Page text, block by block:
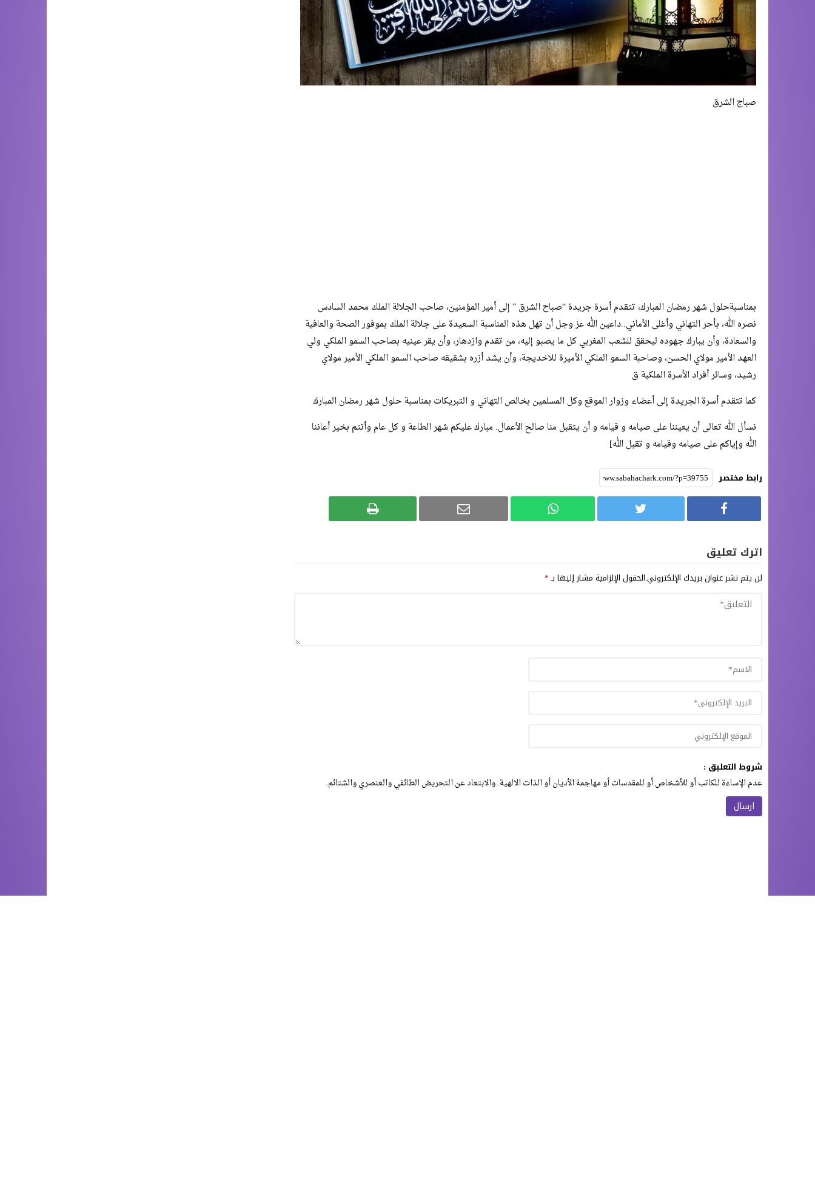
صباج الشرق
بمناسبةحلول شهر رمضان المبارك، تتقدم أسرة جريدة “صباح الشرق ” إلى أمير المؤمنين، صاحب الجلالة الملك محمد السادس
نصره الله، بأحر التهاني وأغلى الأماني..داعين الله عز وجل أن تهل هذه المناسبة السعيدة على جلالة الملك بموفور الصحة والعافية
والسعادة، وأن يبارك جهوده ليحقق للشعب المغربي كل ما يصبو إليه، من تقدم وازدهار، وأن يقر عينيه بصاحب السمو الملكي ولي
العهد الأمير مولاي الحسن، وصاحبة السمو الملكي الأميرة للاخديجة، وأن يشد أزره بشقيقه صاحب السمو الملكي الأمير مولاي
رشيد، وسائر أفراد الأسرة الملكية ق
كما تتقدم أسرة الجريدة إلى أعضاء وزوار الموقع وكل المسلمين بخالص التهاني و التبريكات بمناسبة حلول شهر رمضان المبارك
نسأل الله تعالى أن يعيننا على صيامه و قيامه و أن يتقبل منا صالح الأعمال. مبارك عليكم شهر الطاعة و كل عام وأنتم بخير أعاننا
الله وإياكم على صيامه وقيامه و تقبل الله]
رابط مختصر
اترك تعليق
لن يتم نشر عنوان بريدك الإلكتروني.الحقول الإلزامية مشار إليها بـ*
شروط التعليق :
عدم الإساءة للكاتب أو للأشخاص أو للمقدسات أو مهاجمة الأديان أو الذات الالهية. والابتعاد عن التحريض الطائفي والعنصري والشتائم.